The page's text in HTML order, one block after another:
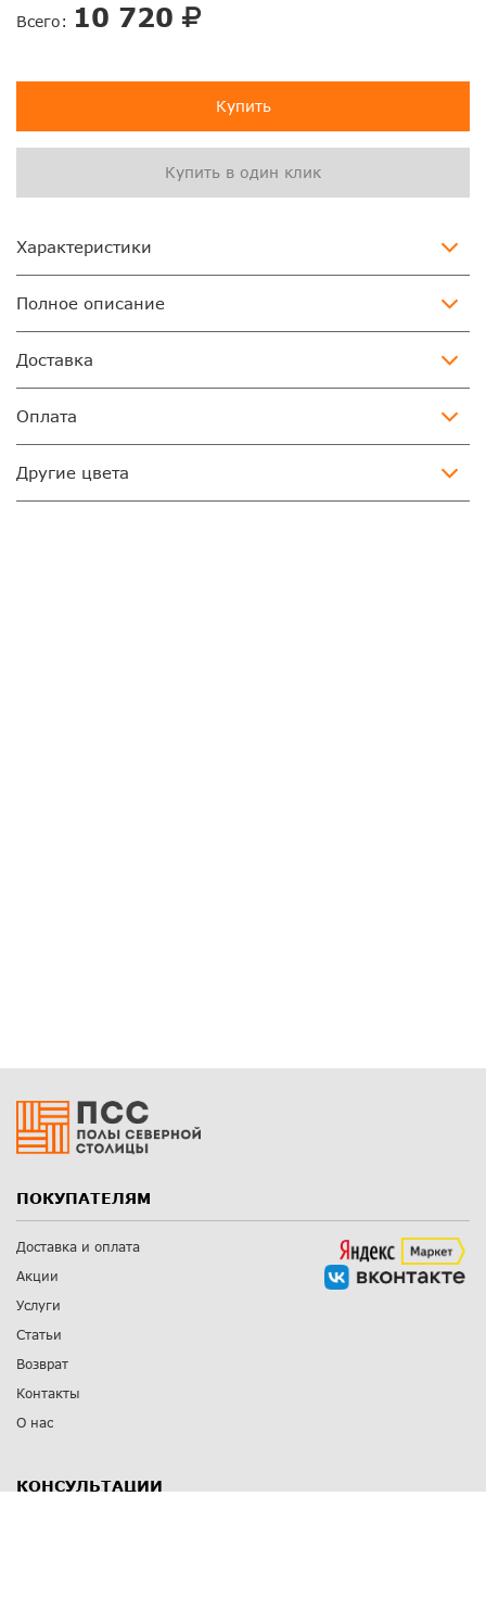
Всего: 10 720
Купить
Купить в один клик
Характеристики
Полное описание
Доставка
Оплата
Другие цвета
ПОКУПАТЕЛЯМ
Доставка и оплата
Акции
Услуги
Статьи
Возврат
Контакты
О нас
КОНСУЛЬТАЦИИ